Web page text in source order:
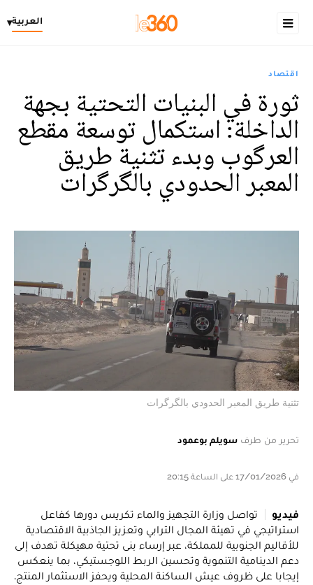
العربية▾
اقتصاد
ثورة في البنيات التحتية بجهة
الداخلة: استكمال توسعة مقطع
العرگوب وبدء تثنية طريق
المعبر الحدودي بالگرگرات
تثنية طريق المعبر الحدودي بالگرگرات
تحرير من طرف سويلم بوعمود
في 17/01/2026 على الساعة 20:15
فيديو
تواصل وزارة التجهيز والماء تكريس دورها كفاعل
استراتيجي في تهيئة المجال الترابي وتعزيز الجاذبية الاقتصادية
للأقاليم الجنوبية للمملكة، عبر إرساء بنى تحتية مهيكلة تهدف إلى
دعم الدينامية التنموية وتحسين الربط اللوجستيكي، بما ينعكس
إيجابا على ظروف عيش الساكنة المحلية ويحفز الاستثمار المنتج.